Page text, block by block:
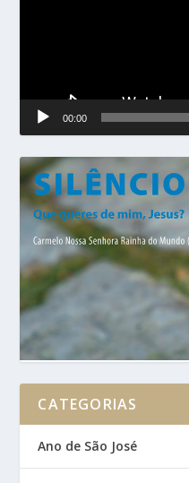
00:00
CATEGORIAS
Ano de São José